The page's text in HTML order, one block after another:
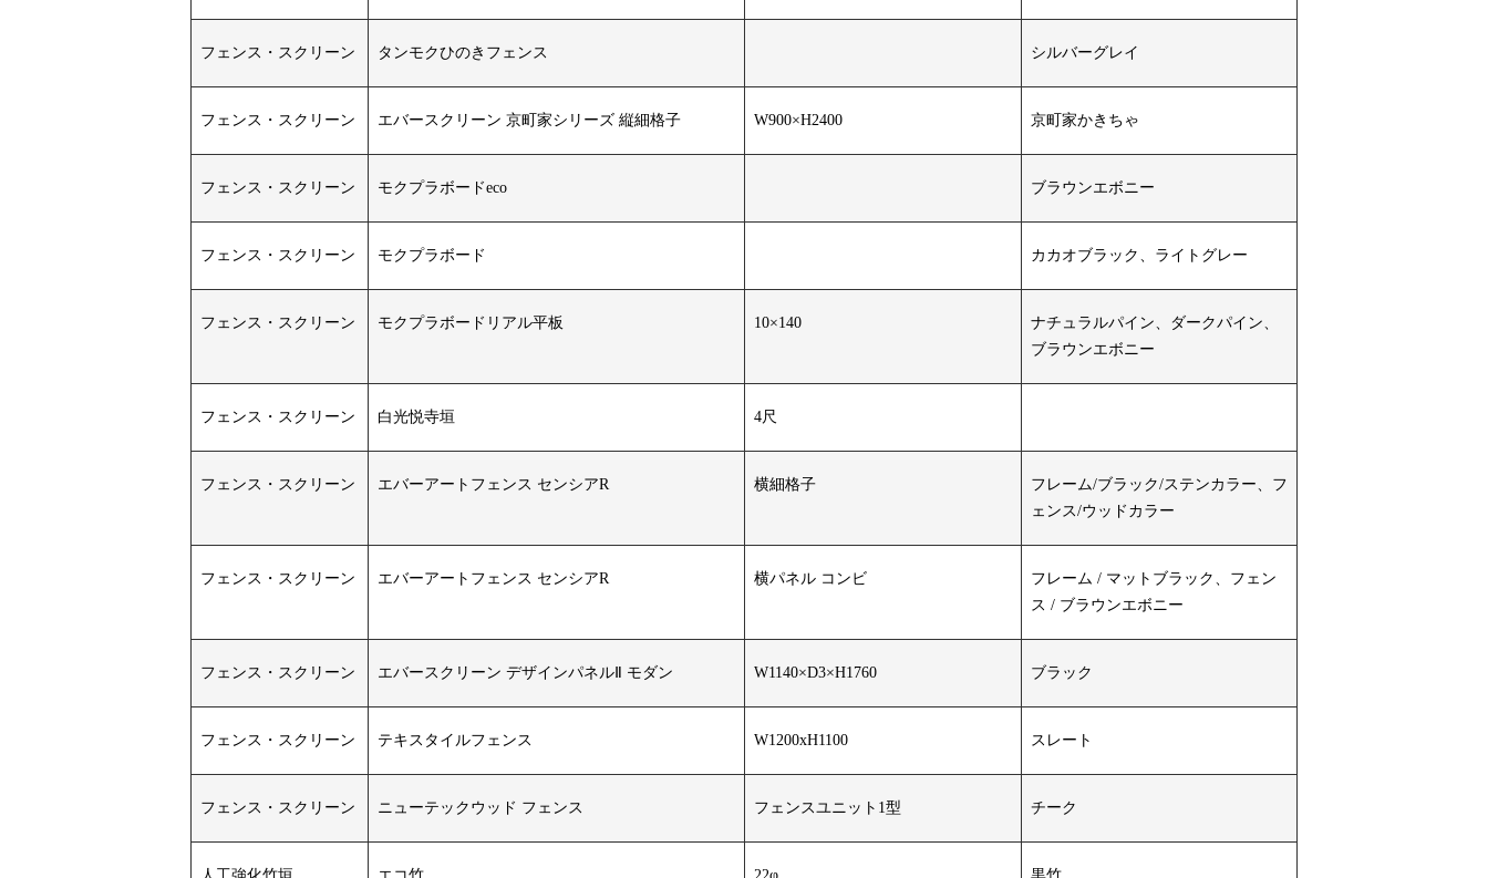
フェンス・スクリーン タンモクひのきフェンス シルバーグレイ
フェンス・スクリーン エバースクリーン 京町家シリーズ 縦細格子 W900×H2400 京町家かきちゃ
フェンス・スクリーン モクプラボードeco ブラウンエボニー
フェンス・スクリーン モクプラボード カカオブラック、ライトグレー
フェンス・スクリーン モクプラボードリアル平板 10×140
ナチュラルパイン、ダークパイン、
ブラウンエボニー
フェンス・スクリーン 白光悦寺垣 4尺
フェンス・スクリーン エバーアートフェンス センシアR 横細格子
フレーム/ブラック/ステンカラー、フ
ェンス/ウッドカラー
フェンス・スクリーン エバーアートフェンス センシアR 横パネル コンビ
フレーム / マットブラック、フェン
ス / ブラウンエボニー
フェンス・スクリーン エバースクリーン デザインパネルⅡ モダン W1140×D3×H1760 ブラック
フェンス・スクリーン テキスタイルフェンス W1200xH1100 スレート
フェンス・スクリーン ニューテックウッド フェンス フェンスユニット1型 チーク